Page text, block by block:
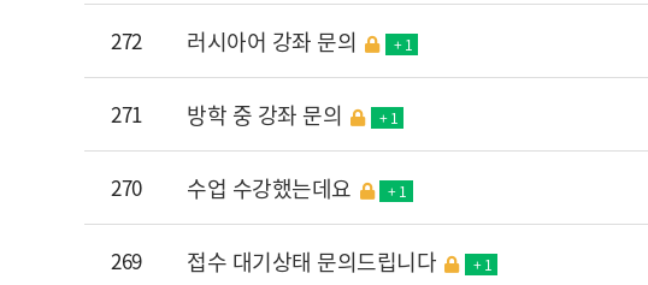
272 러시아어 강좌 문의 + 1
271 방학 중 강좌 문의 + 1
270 수업 수강했는데요 + 1
269 접수 대기상태 문의드립니다 + 1